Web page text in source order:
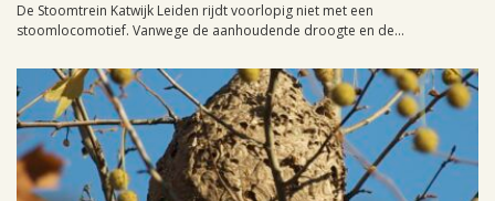
De Stoomtrein Katwijk Leiden rijdt voorlopig niet met een
stoomlocomotief. Vanwege de aanhoudende droogte en de...